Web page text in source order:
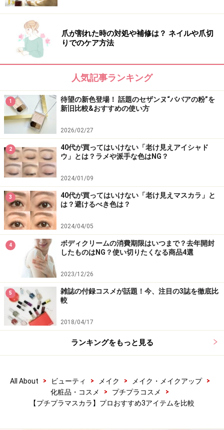
お好みに合わせてプチプラマスカラを使い
分けて
気になるマスカラはありましたか？ ぜひチェックしてみ
てください。
どれもプチプラとは思えない実力派のマスカラばかり！
爪が割れた時の対処や補修は？ ネイルや爪切
りでのケア方法
人気記事ランキング
1
待望の新色登場！ 話題のセザンヌ“ババアの粉”を
新旧比較&おすすめの使い方
2026/02/27
2
40代が買ってはいけない「老け見えアイシャド
ウ」とは？ラメや派手な色はNG？
2024/01/09
3
40代が買ってはいけない「老け見えマスカラ」と
は？避けるべき色は？
2024/04/05
4
ボディクリームの消費期限はいつまで？去年開封
したものはNG？使い切りたくなる商品4選
2023/12/26
5
雑誌の付録コスメが話題！今、注目の3誌を徹底比
較
2018/04/17
ランキングをもっと見る
All About > ビューティ > メイク > メイク・メイクアップ
>
化粧品・コスメ
> プチプラコスメ
>
【プチプラマスカラ】プロおすすめ3アイテムを比較